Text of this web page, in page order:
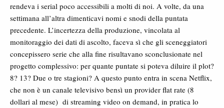
rendeva i serial poco accessibili a molti di noi. A volte, da una
settimana all’altra dimenticavi nomi e snodi della puntata
precedente. L’incertezza della produzione, vincolata al
monitoraggio dei dati di ascolto, faceva sì che gli sceneggiatori
concepissero serie che alla fine risultavano sconclusionate nel
progetto complessivo: per quante puntate si poteva diluire il plot?
8? 13? Due o tre stagioni? A questo punto entra in scena Netflix,
che non è un canale televisivo bensì un provider flat rate (8
dollari al mese) di streaming video on demand, in pratica lo